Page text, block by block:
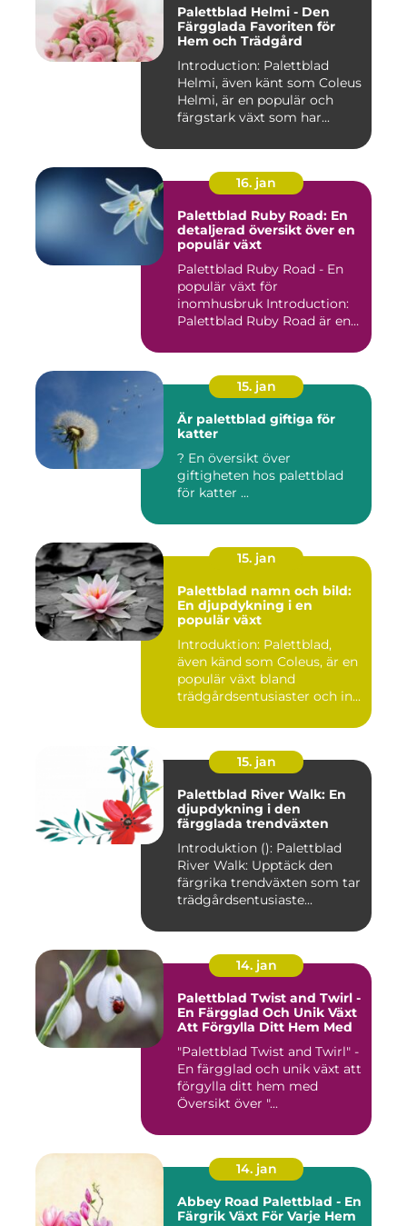
Palettblad Helmi - Den
Färgglada Favoriten för
Hem och Trädgård
Introduction: Palettblad
Helmi, även känt som Coleus
Helmi, är en populär och
färgstark växt som har...
16. jan
Palettblad Ruby Road: En
detaljerad översikt över en
populär växt
Palettblad Ruby Road - En
populär växt för
inomhusbruk Introduction:
Palettblad Ruby Road är en
15. jan
Är palettblad giftiga för
katter
? En översikt över
giftigheten hos palettblad
för katter ...
15. jan
Palettblad namn och bild:
En djupdykning i en
populär växt
Introduktion: Palettblad,
även känd som Coleus, är en
populär växt bland
trädgårdsentusiaster och in...
15. jan
Palettblad River Walk: En
djupdykning i den
färgglada trendväxten
Introduktion (): Palettblad
River Walk: Upptäck den
färgrika trendväxten som tar
trädgårdsentusiaste...
14. jan
Palettblad Twist and Twirl -
En Färgglad Och Unik Växt
Att Förgylla Ditt Hem Med
"Palettblad Twist and Twirl" -
En färgglad och unik växt att
förgylla ditt hem med
Översikt över "...
14. jan
Abbey Road Palettblad - En
Färgrik Växt För Varje Hem